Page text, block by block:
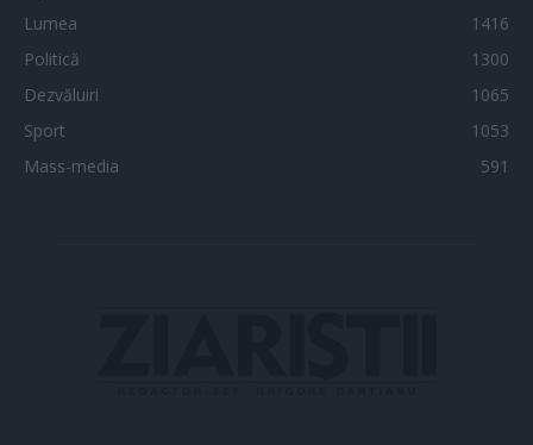
Lumea
1416
Politică
1300
Dezvăluiri
1065
Sport
1053
Mass-media
591